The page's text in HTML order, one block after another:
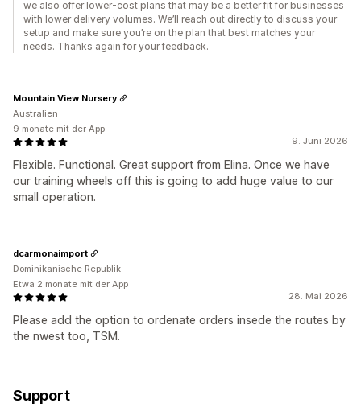
we also offer lower-cost plans that may be a better fit for businesses
with lower delivery volumes. We’ll reach out directly to discuss your
setup and make sure you’re on the plan that best matches your
needs. Thanks again for your feedback.
9. Juni 2026
Flexible. Functional. Great support from Elina. Once we have
our training wheels off this is going to add huge value to our
small operation.
Mountain View Nursery
Australien
9 monate mit der App
28. Mai 2026
Please add the option to ordenate orders insede the routes by
the nwest too, TSM.
dcarmonaimport
Dominikanische Republik
Etwa 2 monate mit der App
Support